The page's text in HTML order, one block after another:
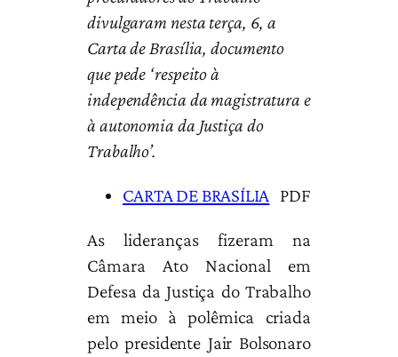
divulgaram nesta terça, 6, a
Carta de Brasília, documento
que pede ‘respeito à
independência da magistratura e
à autonomia da Justiça do
Trabalho’.
CARTA DE BRASÍLIA PDF
As lideranças fizeram na
Câmara Ato Nacional em
Defesa da Justiça do Trabalho
em meio à polêmica criada
pelo presidente Jair Bolsonaro